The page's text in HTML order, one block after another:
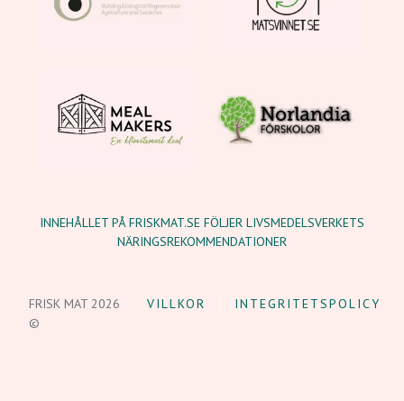
INNEHÅLLET PÅ FRISKMAT.SE FÖLJER LIVSMEDELSVERKETS
NÄRINGSREKOMMENDATIONER
FRISK MAT 2026
©
VILLKOR INTEGRITETSPOLICY